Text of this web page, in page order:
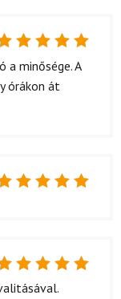
/ 5
a minősége. A
órákon át